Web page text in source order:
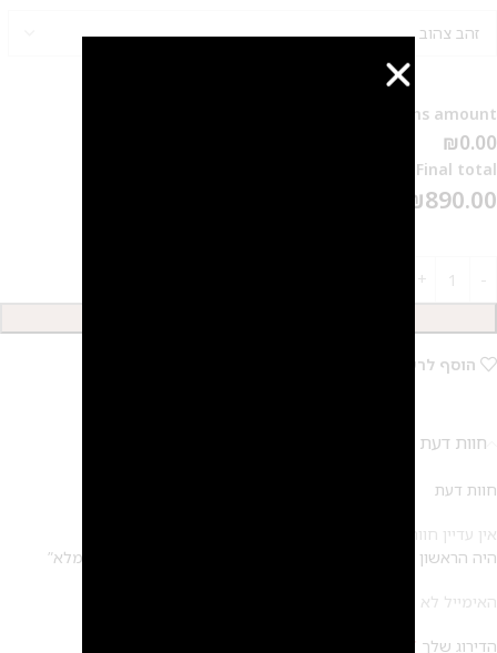
Options amount
₪0.00
Final total
₪890.00
הוסף לרשימת המשאלות
חוות דעת (0)
חוות דעת
אין עדיין חוות דעת.
היה הראשון לכתוב סקירה “עגיל סטלה שחורים – 14 קראט זהב מלא”
האימייל לא יוצג באתר.
הדירוג שלך *